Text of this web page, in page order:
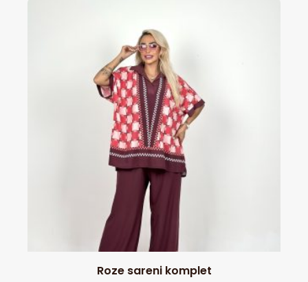
Roze sareni komplet